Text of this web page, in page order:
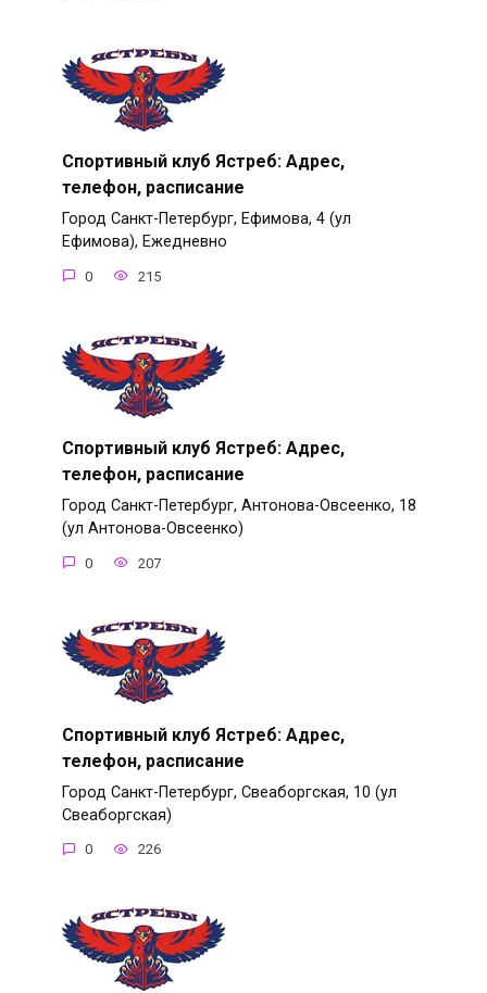
Спортивный клуб Ястреб: Адрес,
телефон, расписание
Город Санкт-Петербург, Ефимова, 4 (ул
Ефимова), Ежедневно
0 215
Спортивный клуб Ястреб: Адрес,
телефон, расписание
Город Санкт-Петербург, Антонова-Овсеенко, 18
(ул Антонова-Овсеенко)
0 207
Спортивный клуб Ястреб: Адрес,
телефон, расписание
Город Санкт-Петербург, Свеаборгская, 10 (ул
Свеаборгская)
0 226